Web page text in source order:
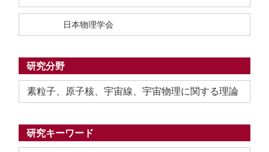
日本物理学会
研究分野
素粒子、原子核、宇宙線、宇宙物理に関する理論
研究キーワード